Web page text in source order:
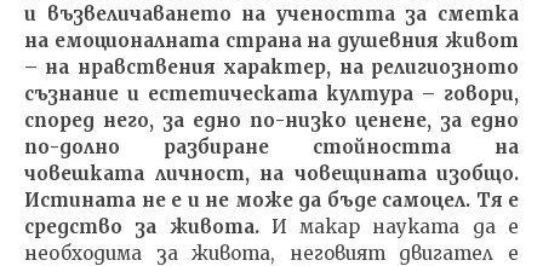
и възвеличаването на учеността за сметка
на емоционалната страна на душевния живот
– на нравствения характер, на религиозното
съзнание и естетическата култура – говори,
според него, за едно по-низко ценене, за едно
по-долно разбиране стойността на
човешката личност, на човещината изобщо.
Истината не е и не може да бъде самоцел. Тя е
средство за живота.И макар науката да е
необходима за живота, неговият двигател е